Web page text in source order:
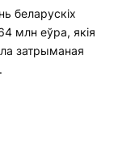
беларускіх
млн еўра, якія
затрыманая